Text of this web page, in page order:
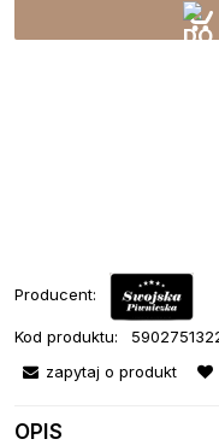
Producent:
Kod produktu:
zapytaj o produkt
OPIS